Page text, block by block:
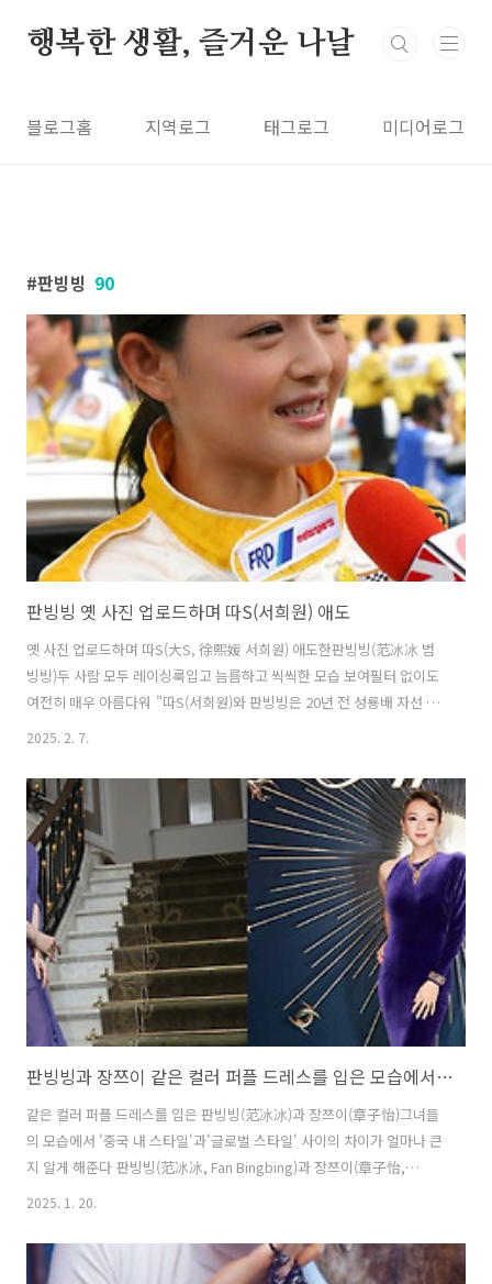
행복한 생활, 즐거운 나날
블로그홈 지역로그 태그로그 미디어로그
판빙빙 90
판빙빙 옛 사진 업로드하며 따S(서희원) 애도
옛 사진 업로드하며 따S(大S, 徐熙媛 서희원) 애도한판빙빙(范冰冰 범
빙빙)두 사람 모두 레이싱룩입고 늠름하고 씩씩한 모습 보여필터 없이도
여전히 매우 아름다워 "따S(서희원)와 판빙빙은 20년 전 성룡배 자선 자
동차 경주대회(成龙杯慈善赛车会)에 함께 참여해 깊은 우정을 드러냈
메시지를 올렸다. 따S는 항상 밝고 친절했다. 그녀의 사망 소식은 충격적
이고 매우 슬프지만, 모두의 우정은 영원히 마음속에 남아있을 것이
다." 판빙빙이 공유한 사진은 20년 전 따뜻한 순간을 포착한 것으로, 따S
와 판빙빙은 밝은 노란색 레이싱룩을 입고 늠름하고 활력이 넘치는 모습
을 보이고 있다. 이는 2004년 두 사람이 성룡배 자선 자동차 경주대회(成
龙杯慈善赛..
2025. 2. 7.
판빙빙과 장쯔이 같은 컬러 퍼플 드레스를 입은 모습에서 '중국 내 스타일'과 '글로벌 스타일'의 차이를 알 수 있다
같은 컬러 퍼플 드레스를 입은 판빙빙(范冰冰)과 장쯔이(章子怡)그녀들
의 모습에서 '중국 내 스타일'과'글로벌 스타일' 사이의 차이가 얼마나 큰
지 알게 해준다 판빙빙(范冰冰, Fan Bingbing)과 장쯔이(章子怡,
Zhang Ziyi), 이전 그녀들 모두 중국 내지 연예계 대스타들이었지만, 두
많은 주목을 받으며 인기를 받았고, 장쯔이는 실력과 연기력으로 인정받
았으며, 그녀들 모두 필사적으로 노력을 기울이는 유형에 속한다.이들 두
2025. 1. 20.